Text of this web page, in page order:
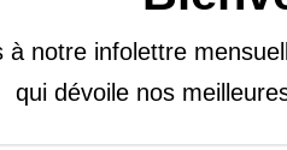
la santé
les
à notre infolettre
qui dévoile nos